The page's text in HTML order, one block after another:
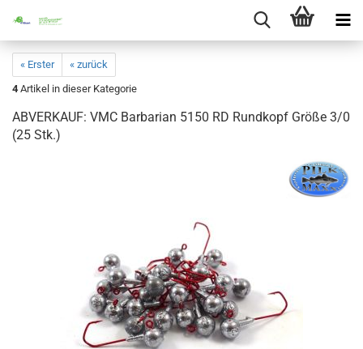
« Erster
« zurück
4 Artikel in dieser Kategorie
ABVERKAUF: VMC Barbarian 5150 RD Rundkopf Größe 3/0
(25 Stk.)